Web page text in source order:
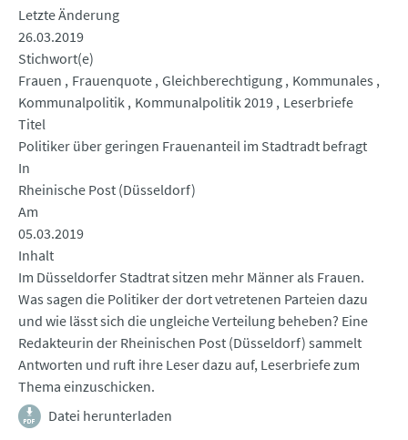
Letzte Änderung
26.03.2019
Stichwort(e)
Frauen
Frauenquote Gleichberechtigung Kommunales
Kommunalpolitik Kommunalpolitik 2019 Leserbriefe
Titel
Politiker über geringen Frauenanteil im Stadtradt befragt
In
Rheinische Post (Düsseldorf)
Am
05.03.2019
Inhalt
Im Düsseldorfer Stadtrat sitzen mehr Männer als Frauen.
Was sagen die Politiker der dort vetretenen Parteien dazu
und wie lässt sich die ungleiche Verteilung beheben? Eine
Redakteurin der Rheinischen Post (Düsseldorf) sammelt
Antworten und ruft ihre Leser dazu auf, Leserbriefe zum
Thema einzuschicken.
Datei herunterladen